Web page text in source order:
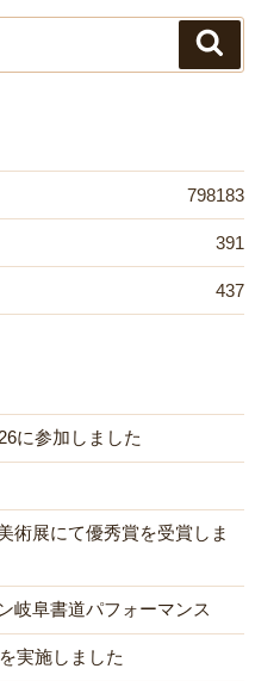
798183
391
437
に参加しました
術展にて優秀賞を受賞しま
岐阜書道パフォーマンス
実施しました